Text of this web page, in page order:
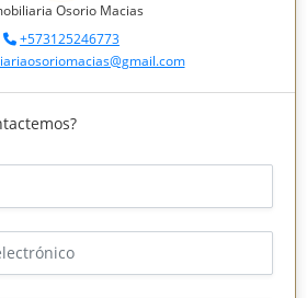
Osorio Macias
+573125246773